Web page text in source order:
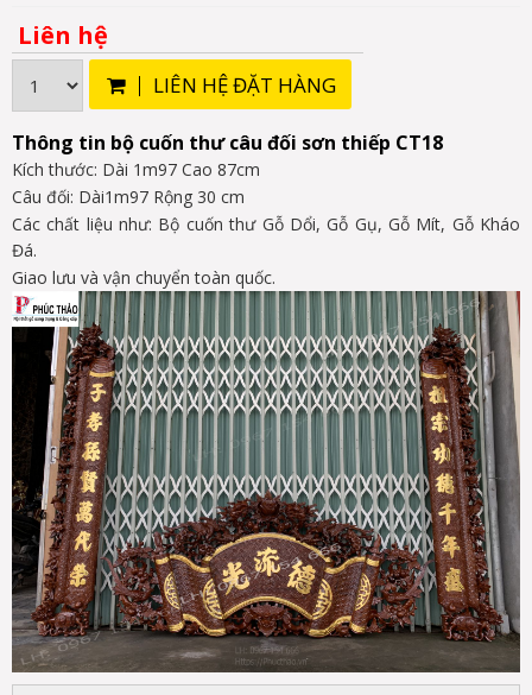
Liên hệ
LIÊN HỆ ĐẶT HÀNG
Thông tin bộ cuốn thư câu đối sơn thiếp CT18
Kích thước: Dài 1m97 Cao 87cm
Câu đối: Dài1m97 Rộng 30 cm
Các chất liệu như: Bộ cuốn thư Gỗ Dổi, Gỗ Gụ, Gỗ Mít, Gỗ Kháo
Đá.
Giao lưu và vận chuyển toàn quốc.